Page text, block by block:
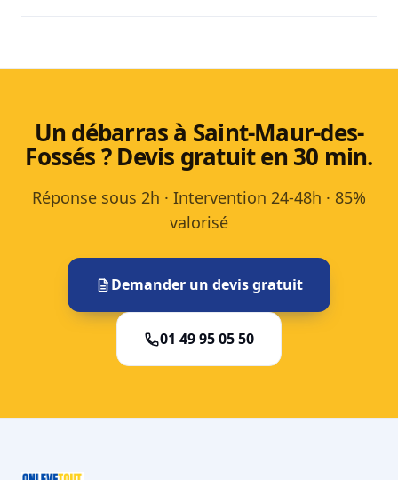
Un débarras à Saint-Maur-des-
Fossés ? Devis gratuit en 30 min.
Réponse sous 2h · Intervention 24-48h · 85%
valorisé
Demander un devis gratuit
01 49 95 05 50